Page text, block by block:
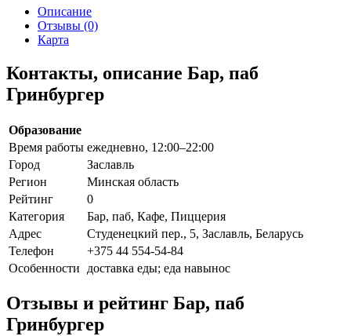
Описание
Отзывы (0)
Карта
Контакты, описание Бар, паб
Гринбургер
Образование
Время работы ежедневно, 12:00–22:00
Город
Заславль
Регион
Минская область
Рейтинг
0
Категория
Бар, паб, Кафе, Пиццерия
Адрес
Студенецкий пер., 5, Заславль, Беларусь
Телефон
+375 44 554-54-84
Особенности
доставка еды; еда навынос
Отзывы и рейтинг Бар, паб
Гринбургер